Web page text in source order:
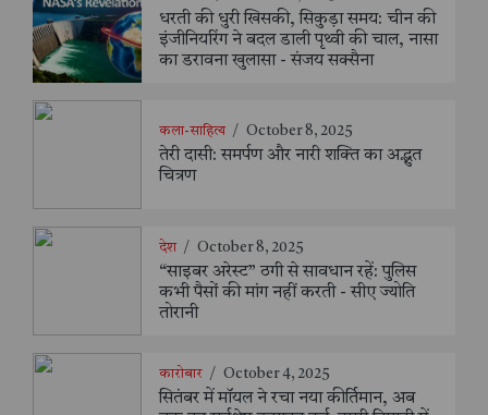
धरती की धुरी खिसकी, सिकुड़ा समय: चीन की
इंजीनियरिंग ने बदल डाली पृथ्वी की चाल, नासा
का डरावना खुलासा - संजय सक्सैना
कला-साहित्य / October 8, 2025
तेरी दासी: समर्पण और नारी शक्ति का अद्भुत
चित्रण
देश / October 8, 2025
“साइबर अरेस्ट” ठगी से सावधान रहें: पुलिस
कभी पैसों की मांग नहीं करती - सीए ज्योति
तोरानी
कारोबार / October 4, 2025
सितंबर में मॉयल ने रचा नया कीर्तिमान, अब